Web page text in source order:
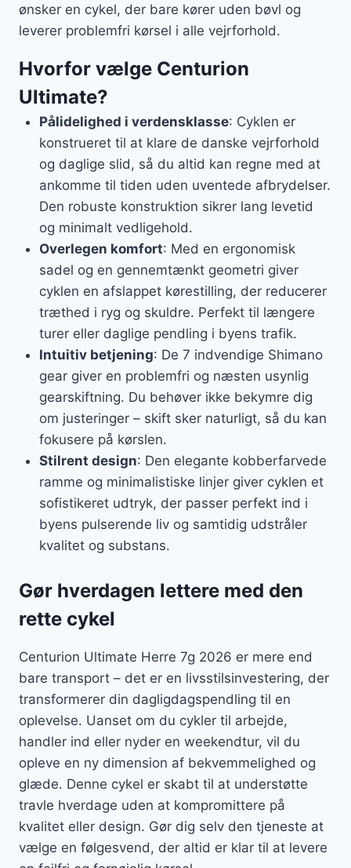
ønsker en cykel, der bare kører uden bøvl og
leverer problemfri kørsel i alle vejrforhold.
Hvorfor vælge Centurion
Ultimate?
Pålidelighed i verdensklasse: Cyklen er
konstrueret til at klare de danske vejrforhold
og daglige slid, så du altid kan regne med at
ankomme til tiden uden uventede afbrydelser.
Den robuste konstruktion sikrer lang levetid
og minimalt vedligehold.
Overlegen komfort: Med en ergonomisk
sadel og en gennemtænkt geometri giver
cyklen en afslappet kørestilling, der reducerer
træthed i ryg og skuldre. Perfekt til længere
turer eller daglige pendling i byens trafik.
Intuitiv betjening: De 7 indvendige Shimano
gear giver en problemfri og næsten usynlig
gearskiftning. Du behøver ikke bekymre dig
om justeringer – skift sker naturligt, så du kan
fokusere på kørslen.
Stilrent design: Den elegante kobberfarvede
ramme og minimalistiske linjer giver cyklen et
sofistikeret udtryk, der passer perfekt ind i
byens pulserende liv og samtidig udstråler
kvalitet og substans.
Gør hverdagen lettere med den
rette cykel
Centurion Ultimate Herre 7g 2026 er mere end
bare transport – det er en livsstilsinvestering, der
transformerer din dagligdagspendling til en
oplevelse. Uanset om du cykler til arbejde,
handler ind eller nyder en weekendtur, vil du
opleve en ny dimension af bekvemmelighed og
glæde. Denne cykel er skabt til at understøtte
travle hverdage uden at kompromittere på
kvalitet eller design. Gør dig selv den tjeneste at
vælge en følgesvend, der altid er klar til at levere